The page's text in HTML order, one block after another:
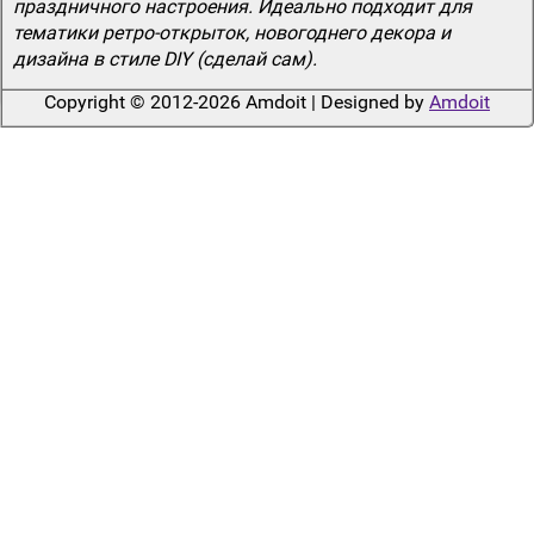
праздничного настроения. Идеально подходит для
тематики ретро-открыток, новогоднего декора и
дизайна в стиле DIY (сделай сам).
Copyright © 2012-2026 Amdoit | Designed by Amdoit